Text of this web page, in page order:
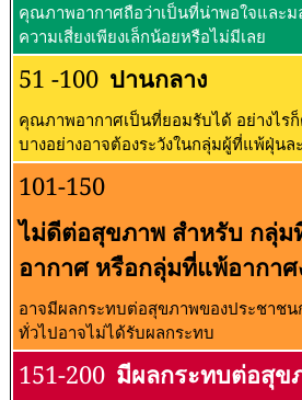
คุณภาพอากาศถือว่าเป็นที่น่าพอใจและม
ความเสี่ยงเพียงเล็กน้อยหรือไม่มีเลย
51 -100 ปานกลาง
คุณภาพอากาศเป็นที่ยอมรับได้ อย่างไร
บางอย่างอาจต้องระวังในกลุ่มผู้ที่แพ้ฝุ่นล
101-150
ไม่ดีต่อสุขภาพ สำหรับ กลุ่ม
อากาศ หรือกลุ่มที่แพ้อากาศ
อาจมีผลกระทบต่อสุขภาพของประชาชน
ทั่วไปอาจไม่ได้รับผลกระทบ
151-200 มีผลกระทบต่อสุข